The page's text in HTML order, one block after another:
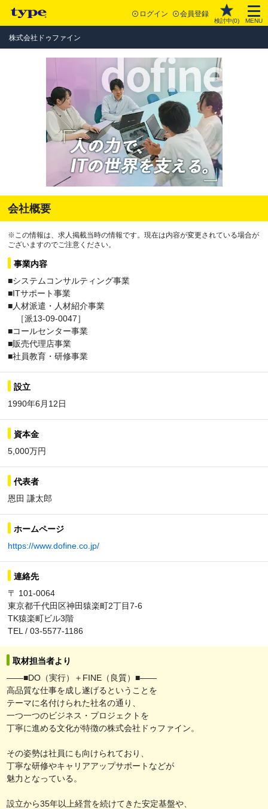
ログイン 会員登録
検討中(0) MENU
株式会社ドゥファイン
会社概要
※この情報は、求人掲載当時の情報です。現在は内容が変更されている場合が
ございますのでご注意ください。
事業内容
■システムコンサルティング事業
■ITサポート事業
■人材派遣・人材紹介事業
［派13-09-0047］
■コールセンター事業
■販売代理店事業
■社員教育・研修事業
設立
1990年6月12日
資本金
5,000万円
代表者
恩田 謙太郎
ホームページ
https://www.dofine.co.jp/
連絡先
〒 101-0064
東京都千代田区神田猿楽町2丁目7-6
TK猿楽町ビル3階
TEL / 03-5577-1186
取材担当者より
――■DO（実行）＋FINE（良質）■――
高品質な仕事を成し遂げるということを
テーマに名付けられた社名の通り、
一つ一つのビジネス・プロジェクトを
丁寧に進める文化が特徴の株式会社ドゥファイン。
その姿勢は社員にも向けられており、
丁寧な研修やキャリアアップサポートなどが
魅力となっている。
設立から35年以上経営を続けてきた安定基盤や、